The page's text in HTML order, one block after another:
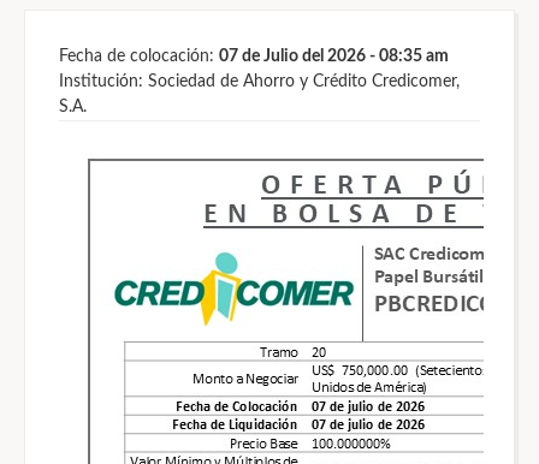
Fecha de colocación: 07 de Julio del 2026 - 08:35 am
Institución: Sociedad de Ahorro y Crédito Credicomer,
S.A.